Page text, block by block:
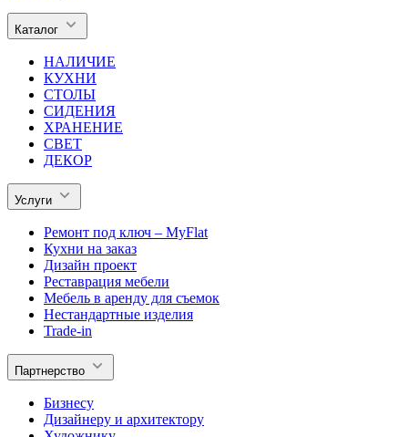
Каталог
НАЛИЧИЕ
КУХНИ
СТОЛЫ
СИДЕНИЯ
ХРАНЕНИЕ
СВЕТ
ДЕКОР
Услуги
Ремонт под ключ – MyFlat
Кухни на заказ
Дизайн проект
Реставрация мебели
Мебель в аренду для съемок
Нестандартные изделия
Trade-in
Партнерство
Бизнесу
Дизайнеру и архитектору